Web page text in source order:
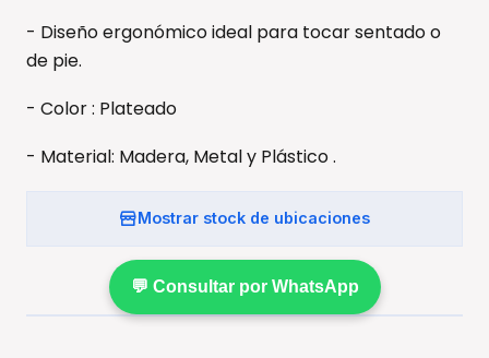
- Diseño ergonómico ideal para tocar sentado o
de pie.
- Color : Plateado
- Material: Madera, Metal y Plástico .
Mostrar stock de ubicaciones
💬 Consultar por WhatsApp